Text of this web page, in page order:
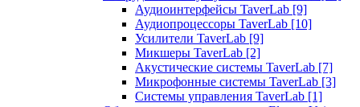
Аудиоинтерфейсы TaverLab [9]
Аудиопроцессоры TaverLab [10]
Усилители TaverLab [9]
Микшеры TaverLab [2]
Акустические системы TaverLab [7]
Микрофонные системы TaverLab [3]
Системы управления TaverLab [1]